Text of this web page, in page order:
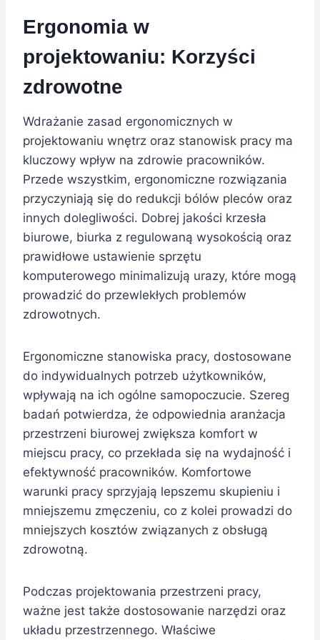
Ergonomia w
projektowaniu: Korzyści
zdrowotne
Wdrażanie zasad ergonomicznych w
projektowaniu wnętrz oraz stanowisk pracy ma
kluczowy wpływ na zdrowie pracowników.
Przede wszystkim, ergonomiczne rozwiązania
przyczyniają się do redukcji bólów pleców oraz
innych dolegliwości. Dobrej jakości krzesła
biurowe, biurka z regulowaną wysokością oraz
prawidłowe ustawienie sprzętu
komputerowego minimalizują urazy, które mogą
prowadzić do przewlekłych problemów
zdrowotnych.
Ergonomiczne stanowiska pracy, dostosowane
do indywidualnych potrzeb użytkowników,
wpływają na ich ogólne samopoczucie. Szereg
badań potwierdza, że odpowiednia aranżacja
przestrzeni biurowej zwiększa komfort w
miejscu pracy, co przekłada się na wydajność i
efektywność pracowników. Komfortowe
warunki pracy sprzyjają lepszemu skupieniu i
mniejszemu zmęczeniu, co z kolei prowadzi do
mniejszych kosztów związanych z obsługą
zdrowotną.
Podczas projektowania przestrzeni pracy,
ważne jest także dostosowanie narzędzi oraz
układu przestrzennego. Właściwe